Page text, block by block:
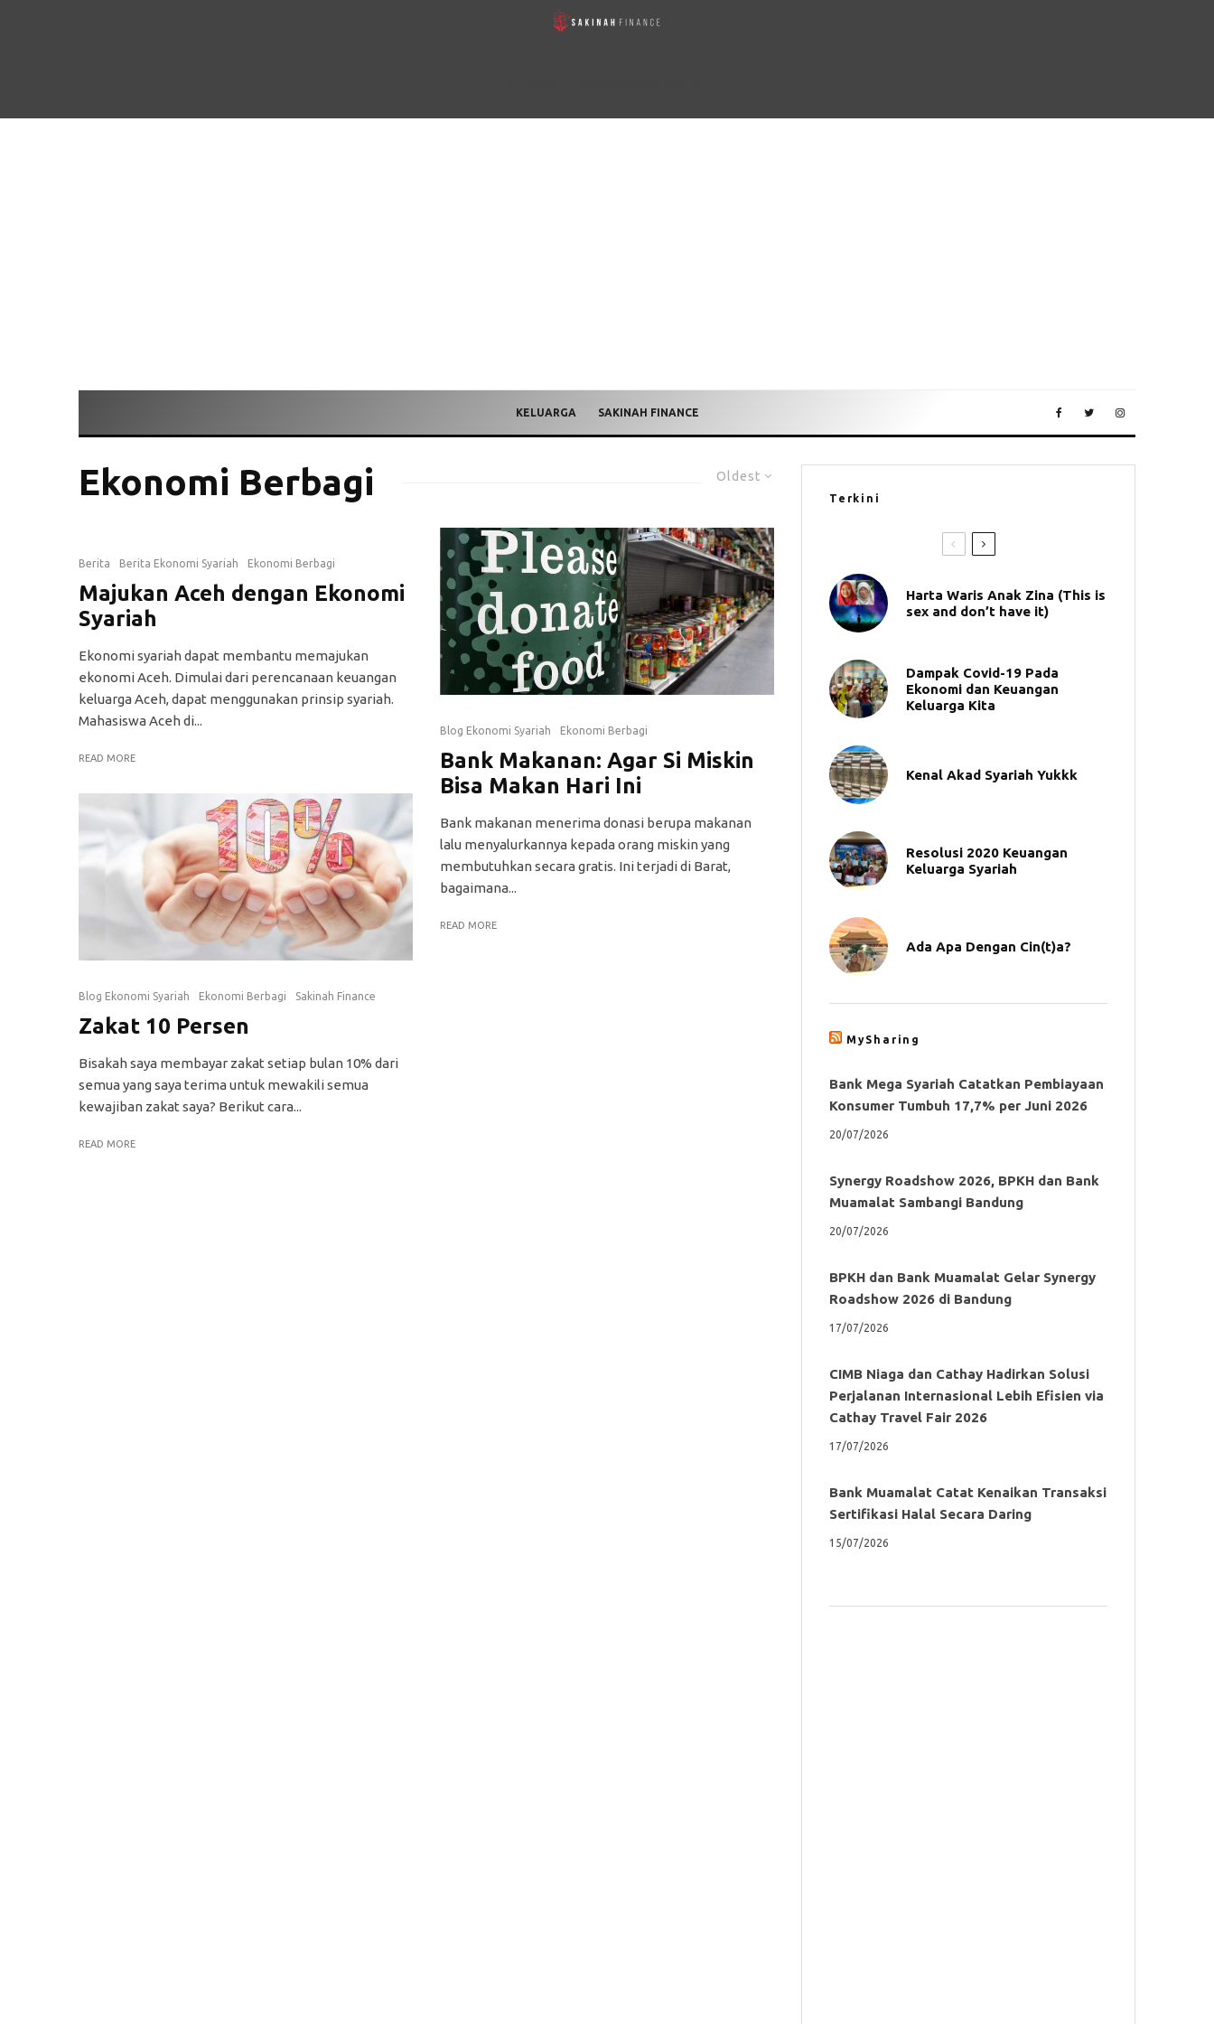
KELUARGA SAKINAH FINANCE
Oldest
Ekonomi Berbagi
Berita Berita Ekonomi Syariah Ekonomi Berbagi
Majukan Aceh dengan Ekonomi
Syariah
Ekonomi syariah dapat membantu memajukan
ekonomi Aceh. Dimulai dari perencanaan keuangan
keluarga Aceh, dapat menggunakan prinsip syariah.
Mahasiswa Aceh di...
READ MORE
Blog Ekonomi Syariah Ekonomi Berbagi Sakinah Finance
Zakat 10 Persen
Bisakah saya membayar zakat setiap bulan 10% dari
semua yang saya terima untuk mewakili semua
kewajiban zakat saya? Berikut cara...
READ MORE
Blog Ekonomi Syariah Ekonomi Berbagi
Bank Makanan: Agar Si Miskin
Bisa Makan Hari Ini
Bank makanan menerima donasi berupa makanan
lalu menyalurkannya kepada orang miskin yang
membutuhkan secara gratis. Ini terjadi di Barat,
bagaimana...
READ MORE
Terkini
Harta Waris Anak Zina (This is
sex and don’t have it)
Dampak Covid-19 Pada
Ekonomi dan Keuangan
Keluarga Kita
Kenal Akad Syariah Yukkk
Resolusi 2020 Keuangan
Keluarga Syariah
Ada Apa Dengan Cin(t)a?
MySharing
Bank Mega Syariah Catatkan Pembiayaan
Konsumer Tumbuh 17,7% per Juni 2026
20/07/2026
Synergy Roadshow 2026, BPKH dan Bank
Muamalat Sambangi Bandung
20/07/2026
BPKH dan Bank Muamalat Gelar Synergy
Roadshow 2026 di Bandung
17/07/2026
CIMB Niaga dan Cathay Hadirkan Solusi
Perjalanan Internasional Lebih Efisien via
Cathay Travel Fair 2026
17/07/2026
Bank Muamalat Catat Kenaikan Transaksi
Sertifikasi Halal Secara Daring
15/07/2026